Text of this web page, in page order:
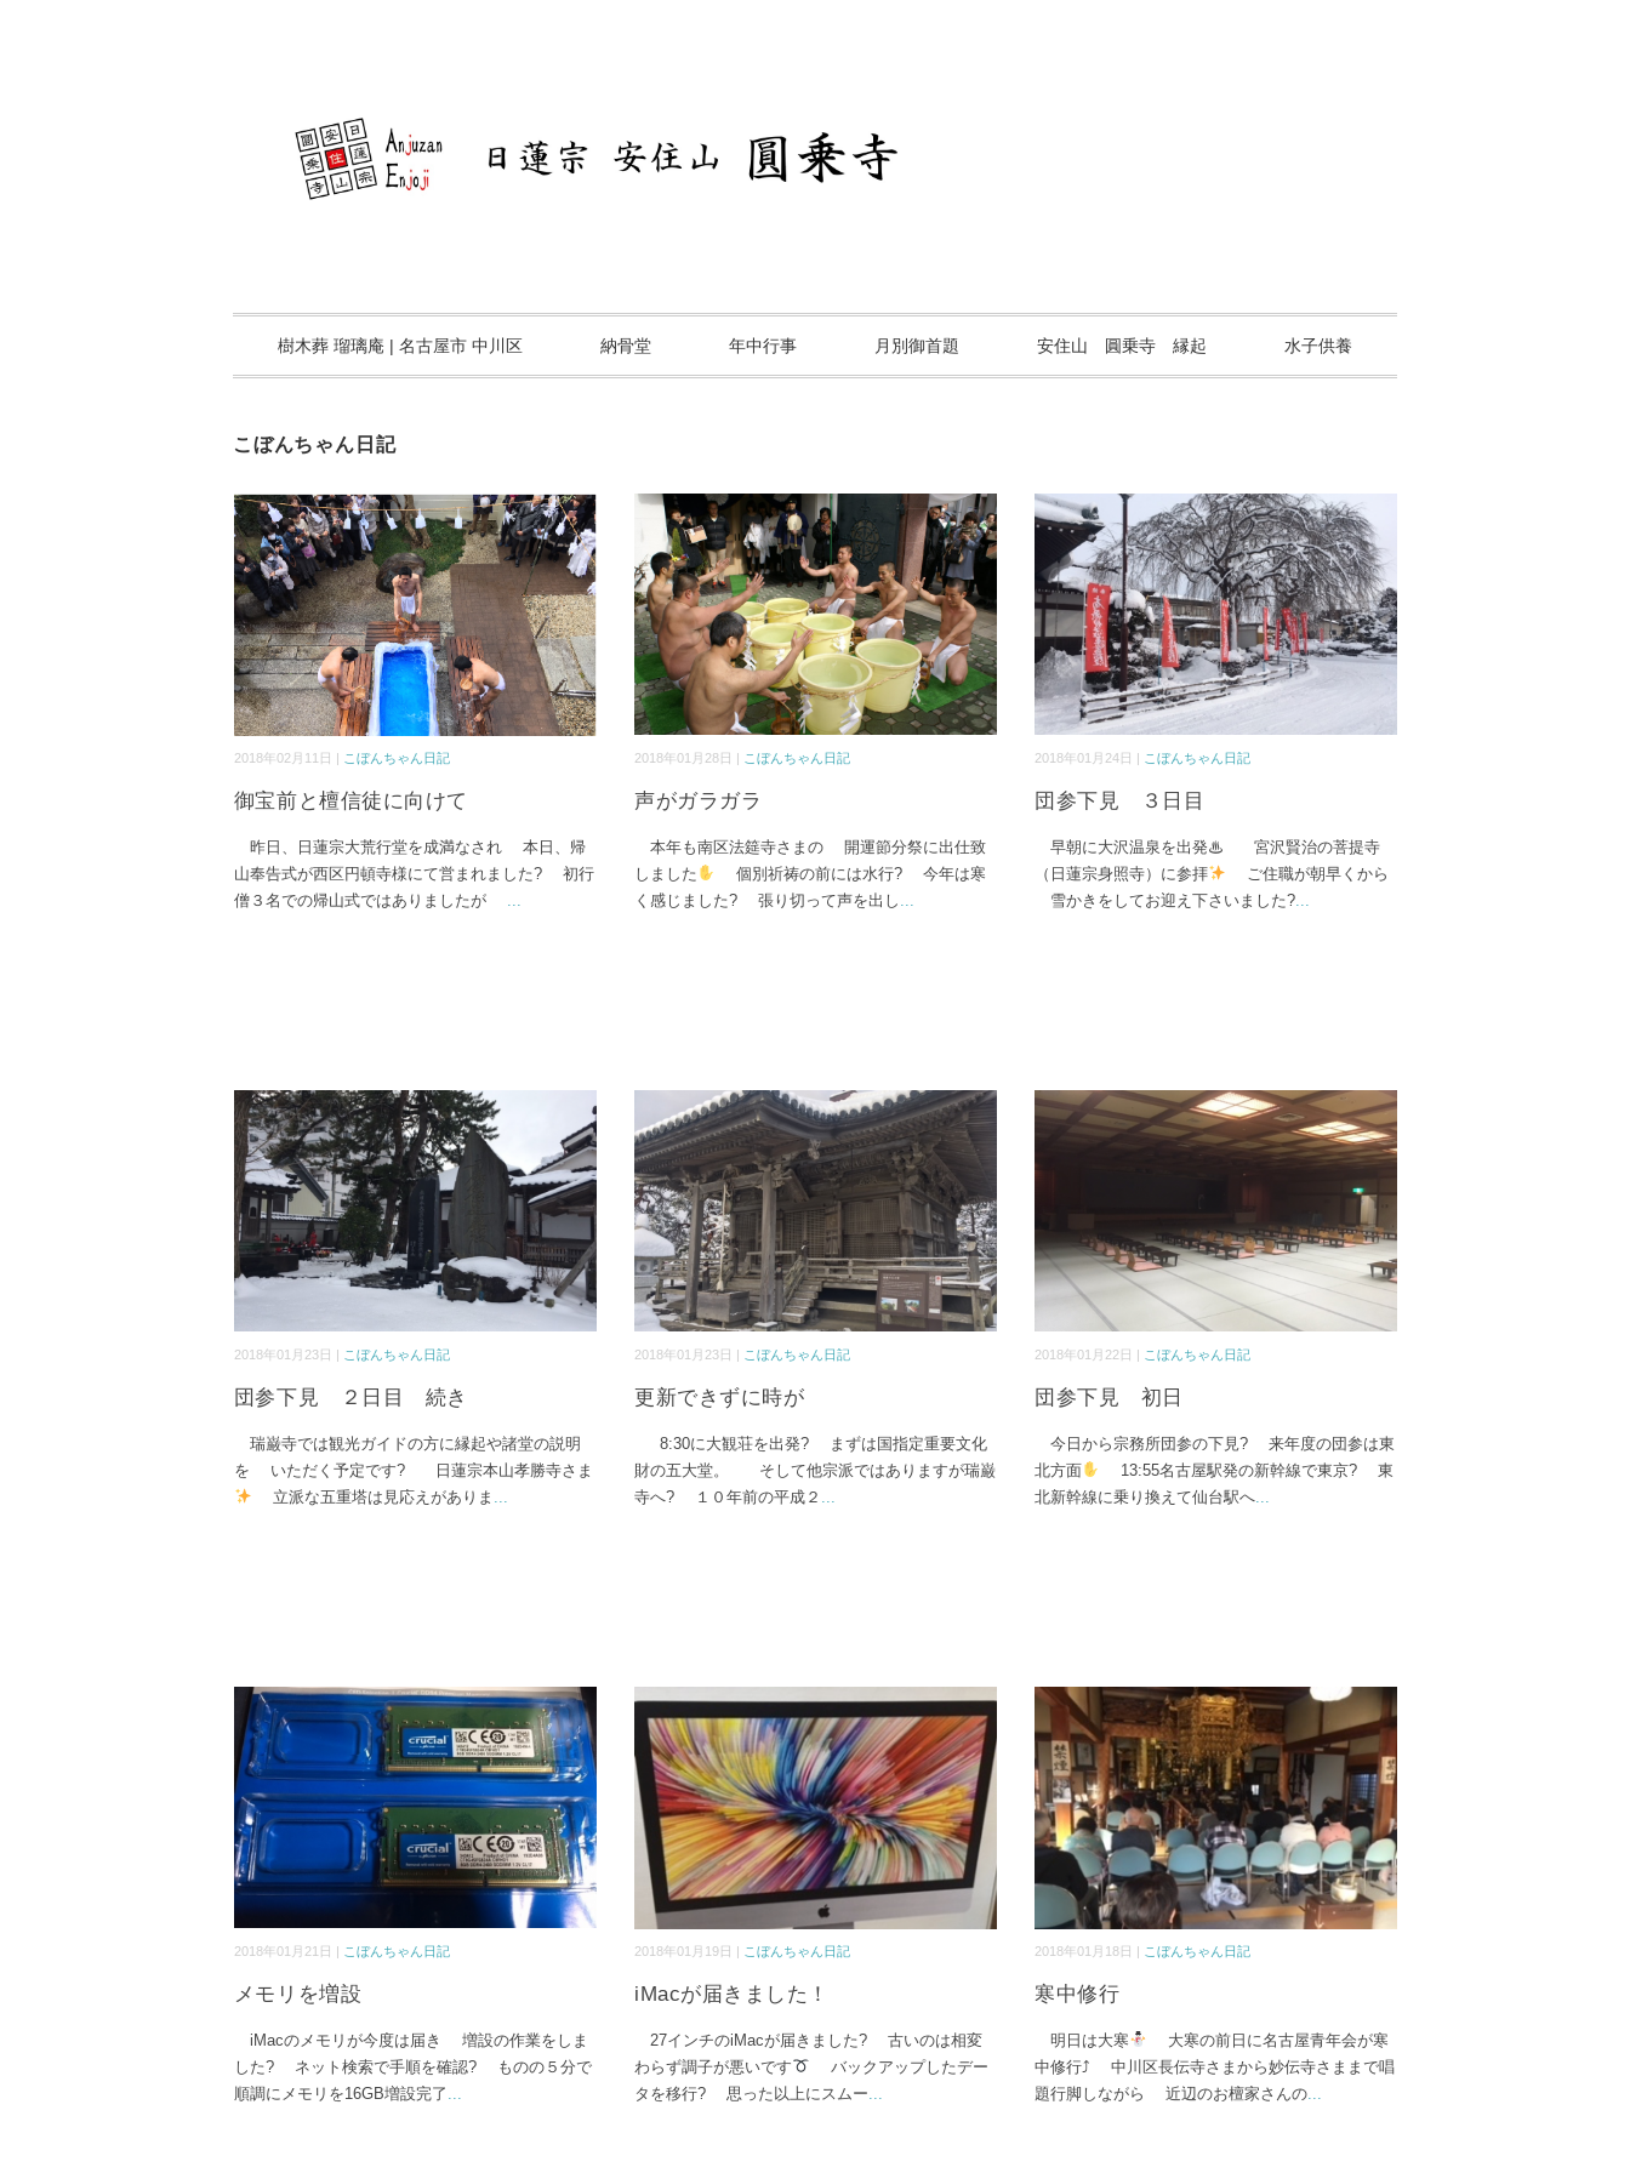
樹木葬 瑠璃庵 | 名古屋市 中川区 納骨堂 年中行事 月別御首題 安住山 圓乗寺 縁起 水子供養
こぼんちゃん日記
2018年02月11日 | こぼんちゃん日記
御宝前と檀信徒に向けて
昨日、日蓮宗大荒行堂を成満なされ 本日、帰
山奉告式が西区円頓寺様にて営まれました? 初行
僧３名での帰山式ではありましたが
2018年01月28日 | こぼんちゃん日記
声がガラガラ
本年も南区法筵寺さまの 開運節分祭に出仕致
しました
個別祈祷の前には水行? 今年は寒
く感じました? 張り切って声を出し
2018年01月24日 | こぼんちゃん日記
団参下見 ３日目
早朝に大沢温泉を出発♨ 宮沢賢治の菩提寺
（日蓮宗身照寺）に参拝
ご住職が朝早くから
雪かきをしてお迎え下さいました?
2018年01月23日 | こぼんちゃん日記
団参下見 ２日目 続き
瑞巌寺では観光ガイドの方に縁起や諸堂の説明
を いただく予定です? 日蓮宗本山孝勝寺さま
立派な五重塔は見応えがありま
2018年01月23日 | こぼんちゃん日記
更新できずに時が
8:30に大観荘を出発? まずは国指定重要文化
財の五大堂。 そして他宗派ではありますが瑞巌
寺へ? １０年前の平成２
2018年01月22日 | こぼんちゃん日記
団参下見 初日
今日から宗務所団参の下見? 来年度の団参は東
北方面
13:55名古屋駅発の新幹線で東京? 東
北新幹線に乗り換えて仙台駅へ
2018年01月21日 | こぼんちゃん日記
メモリを増設
iMacのメモリが今度は届き 増設の作業をしま
した? ネット検索で手順を確認? ものの５分で
順調にメモリを16GB増設完了
2018年01月19日 | こぼんちゃん日記
iMacが届きました！
27インチのiMacが届きました? 古いのは相変
わらず調子が悪いです
バックアップしたデー
タを移行? 思った以上にスムー
2018年01月18日 | こぼんちゃん日記
寒中修行
明日は大寒
大寒の前日に名古屋青年会が寒
中修行⤴ 中川区長伝寺さまから妙伝寺さままで唱
題行脚しながら 近辺のお檀家さんの